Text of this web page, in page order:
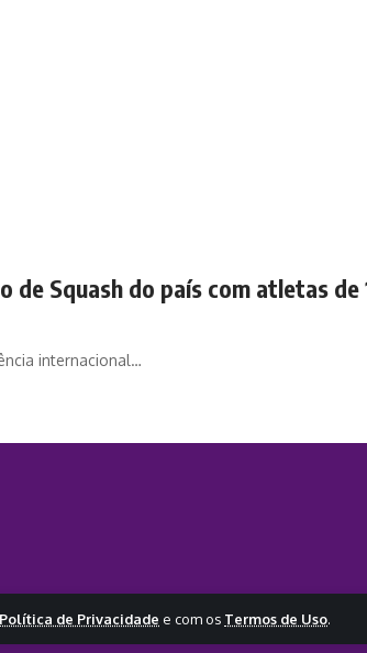
Política de Privacidade e com os Termos de Uso.
Squash do país com atletas
internacional…
LTDA - 63.268.420/0001-73